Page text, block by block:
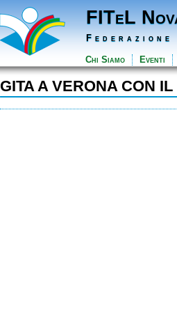
FITeL
Chi Siamo Eventi
GITA A VERONA CON